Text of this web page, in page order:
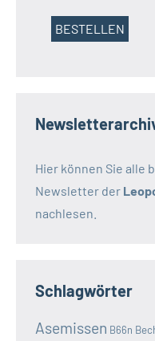
Hier können Sie alle
Newsletter der
nachlesen.
Schlagwörter
Asemissen B66n